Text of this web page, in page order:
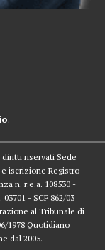
.
diritti riservati Sede
e iscrizione Registro
n. r.e.a. 108530 -
- SCF 862/03
al Tribunale di
1978 Quotidiano
dal 2005.